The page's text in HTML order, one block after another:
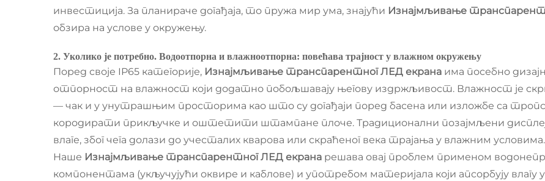
инвестиција. За планираче догађаја, то пружа мир ума, знајући Изнајмљивање
обзира на услове у окружењу.
2. Уколико је потребно. Водоотпорна и влажноотпорна: повећава трајност у влажном окружењу
Поред своје IP65 категорије, Изнајмљивање транспарентног ЛЕД екрана има посебно
отпорност на влажност који додатно побољшавају његову издржљивост. Влажност је
— чак и у унутрашњим просторима као што су догађаји поред басена или изложбе са
кородирати прикључке и оштетити штампане плоче. Традиционални позајмљени
влаге, због чега долази до учесталих кварова или скраћеног века трајања у влажним условима.
Наше Изнајмљивање транспарентног ЛЕД екрана решава овај проблем применом
компонентама (укључујући оквире и каблове) и употребом материјала који апсорбују